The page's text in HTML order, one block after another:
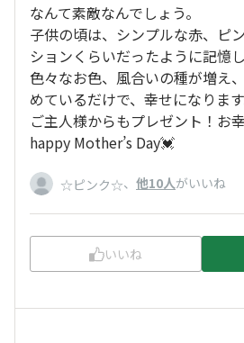
なんて素敵なんでしょう。
子供の頃は、シンプルな赤、ピ
ションくらいだったように記憶
色々なお色、風合いの種が増え
めているだけで、幸せになります
ご主人様からもプレゼント！お
happy Mother’s Day💓
☆ピンク☆、 他10人がいいね
いいね